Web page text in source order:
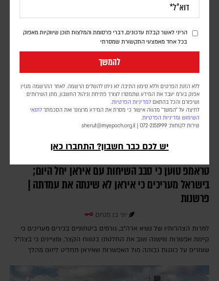
הריני לאשר קבלת עדכונים, דברי פרסומת והמלצות תוכן שיווקיות מאפוק
בכל אחד מאמצעי התקשורת שמסרתי
להמשך
ללא הזנת הפרטים וללא סימון התיבה לא ניתן להשלים הרשמה. לאחר ההרשמה מגזין
אפוק בע״מ יעבד את המידע שתמסרו לצורך פתיחת וניהול החשבון, מתן השירותים
ושיפורם והכל בהתאם למדיניות הפרטיות.
לחיצה על "המשך" מהווה אישור כי מסרת את המידע מרצונך ואת הסכמתך לתנאי
השימוש ומדיניות הפרטיות.
שירות לקוחות: 072-2151999 |
sherut@myepoch.org.il
יש לכם כבר חשבון? התחברו כאן
יצוא הנפט נפגע, הסחר הימי מצטמצם והלחץ על המשק גובר; וושינגטון
מבקשת לתרגם את המחיר הכלכלי לשינוי מדיני, וטהראן מהמרת שתוכל
טראמפ טוען כי סבב השיחות עם איראן יחל היום;
בישראל מעריכים כי איראן לא שינתה את עמדתה |
פרשנות
יוני בן מנחם
למרות הצהרותיו של נשיא ארה"ב, גורמים ביטחוניים בכירים מעריכים כי
קיימת אפשרות שישנה שוב את החלטתו בטווח הקצר, ומציינים כי בצה"ל
שומרים על כוננות גבוהה מול האפשרות שאיראן תחליט ליזום מהלך